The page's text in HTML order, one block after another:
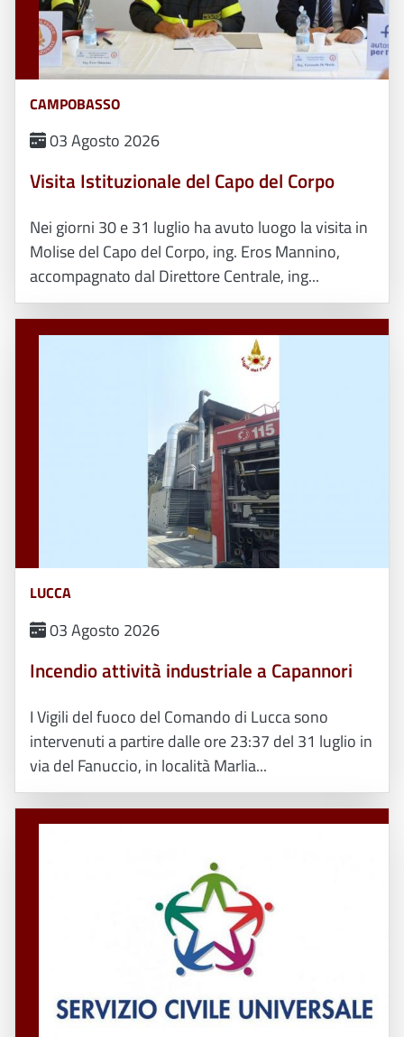
CAMPOBASSO
03 Agosto 2026
Visita Istituzionale del Capo del Corpo
Nei giorni 30 e 31 luglio ha avuto luogo la visita in
Molise del Capo del Corpo, ing. Eros Mannino,
accompagnato dal Direttore Centrale, ing...
LUCCA
03 Agosto 2026
Incendio attività industriale a Capannori
I Vigili del fuoco del Comando di Lucca sono
intervenuti a partire dalle ore 23:37 del 31 luglio in
via del Fanuccio, in località Marlia...